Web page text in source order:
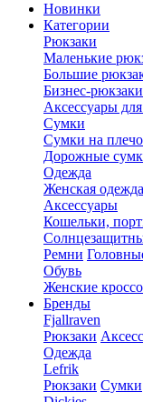
Новинки
Категории
Рюкзаки
Маленькие
Большие
Бизнес-рюкзаки
Аксессуары
Сумки
Сумки на плечо
Дорожные
Одежда
Женская одежда
Аксессуары
Кошельки,
Ремни
Обувь
Женские
Бренды
Fjallraven
Рюкзаки
Одежда
Lefrik
Рюкзаки Сумки